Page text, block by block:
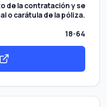
de la contratación y se
o carátula de la póliza.
18-64